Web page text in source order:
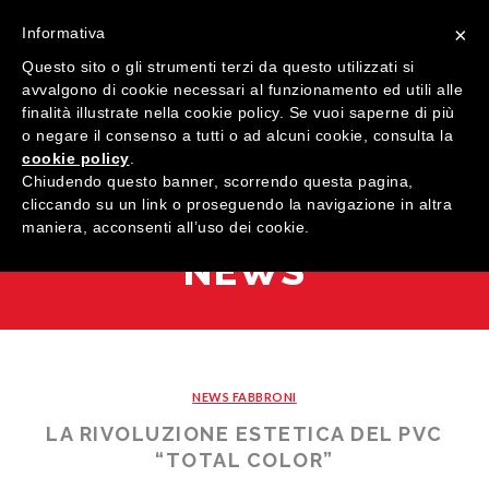
MENU
HOME
QUALITÀ
ARREDI SU MISURA
NEWS
NEWS FABBRONI
LA RIVOLUZIONE ESTETICA DEL PVC
“TOTAL COLOR”
×
Informativa
Questo sito o gli strumenti terzi da questo utilizzati si
avvalgono di cookie necessari al funzionamento ed utili alle
finalità illustrate nella cookie policy. Se vuoi saperne di più
o negare il consenso a tutti o ad alcuni cookie, consulta la
cookie policy
Chiudendo questo banner, scorrendo questa pagina,
cliccando su un link o proseguendo la navigazione in altra
maniera, acconsenti all’uso dei cookie.